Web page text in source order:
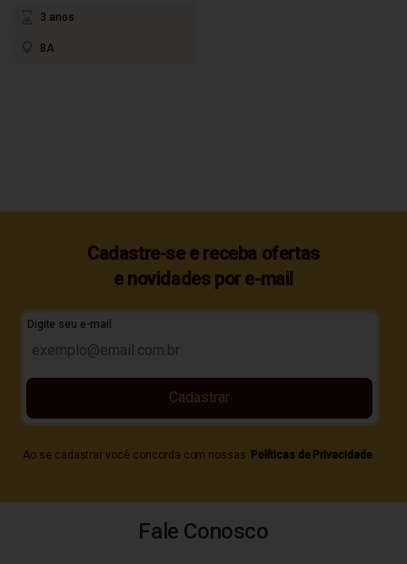
3 anos
BA
Cadastre-se e receba ofertas
e novidades por e-mail
Digite seu e-mail
Ao se cadastrar você concorda com nossas Políticas de Privacidade
Cadastrar
Fale Conosco